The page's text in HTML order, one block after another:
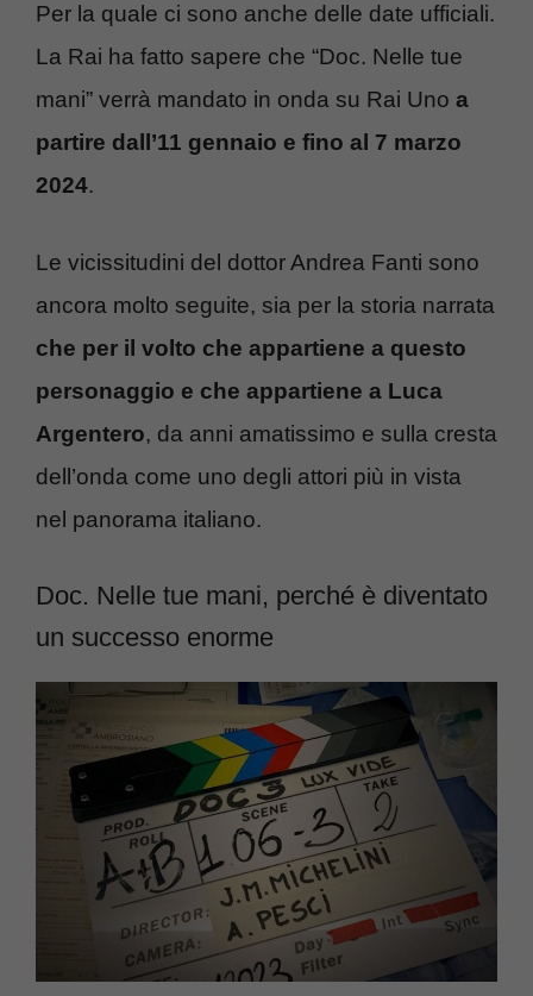
Per la quale ci sono anche delle date ufficiali.
La Rai ha fatto sapere che “Doc. Nelle tue
mani” verrà mandato in onda su Rai Uno a
partire dall’11 gennaio e fino al 7 marzo
2024.
Le vicissitudini del dottor Andrea Fanti sono
ancora molto seguite, sia per la storia narrata
che per il volto che appartiene a questo
personaggio e che appartiene a Luca
Argentero, da anni amatissimo e sulla cresta
dell’onda come uno degli attori più in vista
nel panorama italiano.
Doc. Nelle tue mani, perché è diventato
un successo enorme